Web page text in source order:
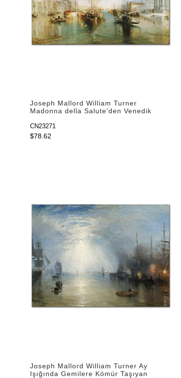
Joseph Mallord William Turner
Madonna della Salute'den Venedik
CN23271
$78.62
Joseph Mallord William Turner Ay
Işığında Gemilere Kömür Taşıyan